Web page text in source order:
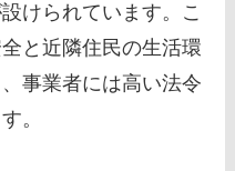
けられています。こ
と近隣住民の生活環
事業者には高い法令
。